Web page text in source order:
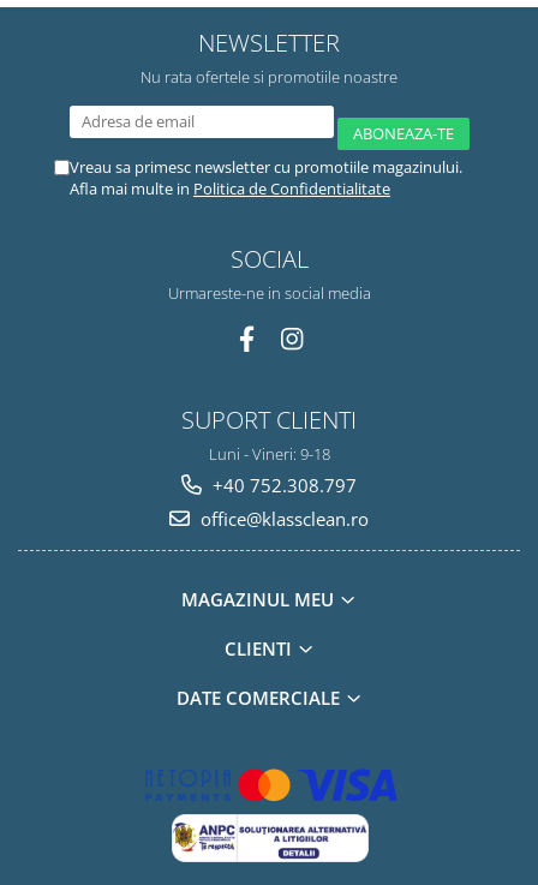
NEWSLETTER
Nu rata ofertele si promotiile noastre
Vreau sa primesc newsletter cu promotiile magazinului.
Afla mai multe in Politica de Confidentialitate
SOCIAL
Urmareste-ne in social media
SUPORT CLIENTI
Luni - Vineri: 9-18
+40 752.308.797
office@klassclean.ro
MAGAZINUL MEU
CLIENTI
DATE COMERCIALE